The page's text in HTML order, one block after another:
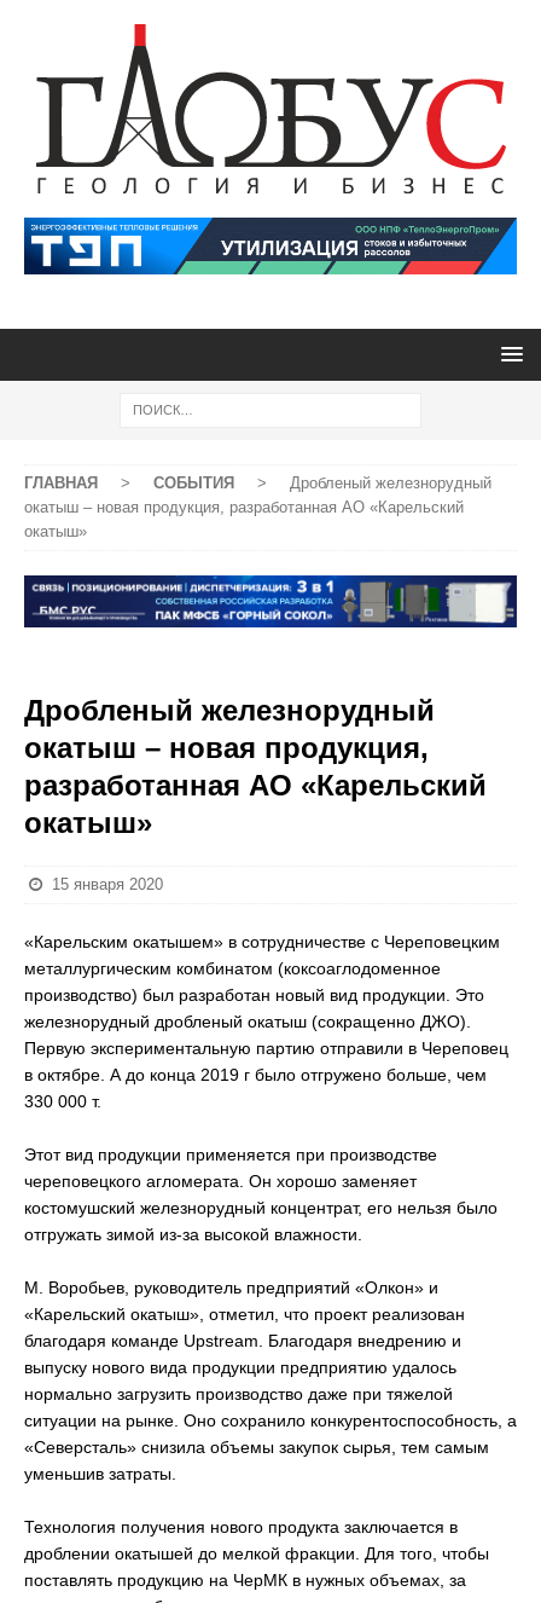
ГЛАВНАЯ > СОБЫТИЯ >
Дробленый железнорудный
окатыш – новая продукция, разработанная АО «Карельский
окатыш»
Дробленый железнорудный
окатыш – новая продукция,
разработанная АО «Карельский
окатыш»
15 января 2020
«Карельским окатышем» в сотрудничестве c Череповецким
металлургическим комбинатом (коксоаглодоменное
производство) был разработан новый вид продукции. Это
железнорудный дробленый окатыш (сокращенно ДЖО).
Первую экспериментальную партию отправили в Череповец
в октябре. А до конца 2019 г было отгружено больше, чем
330 000 т.
Этот вид продукции применяется при производстве
череповецкого агломерата. Он хорошо заменяет
костомушский железнорудный концентрат, его нельзя было
отгружать зимой из-за высокой влажности.
М. Воробьев, руководитель предприятий «Олкон» и
«Карельский окатыш», отметил, что проект реализован
благодаря команде Upstream. Благодаря внедрению и
выпуску нового вида продукции предприятию удалось
нормально загрузить производство даже при тяжелой
ситуации на рынке. Оно сохранило конкурентоспособность, а
«Северсталь» снизила объемы закупок сырья, тем самым
уменьшив затраты.
Технология получения нового продукта заключается в
дроблении окатышей до мелкой фракции. Для того, чтобы
поставлять продукцию на ЧерМК в нужных объемах, за